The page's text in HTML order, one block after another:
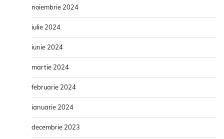
noiembrie 2024
iulie 2024
iunie 2024
martie 2024
februarie 2024
ianuarie 2024
decembrie 2023